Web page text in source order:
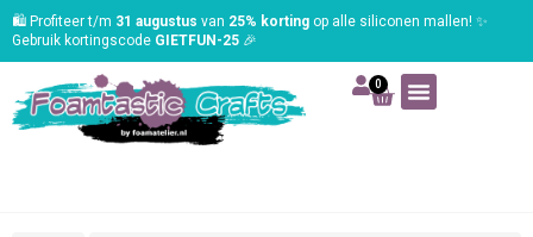
🛍️ Profiteer t/m 31 augustus van 25% korting op alle siliconen mallen! ✨
Gebruik kortingscode GIETFUN-25 🎉
0